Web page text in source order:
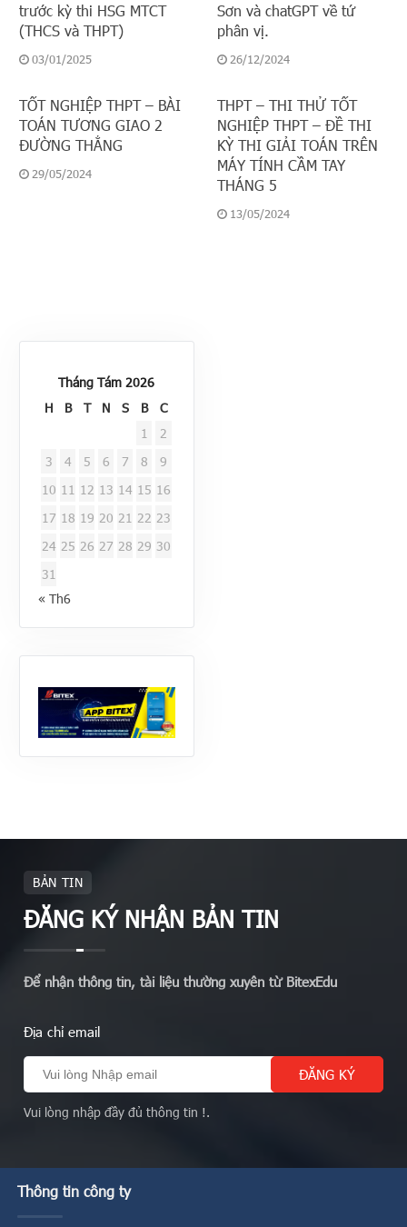
trước kỳ thi HSG MTCT
(THCS và THPT)
03/01/2025
Sơn và chatGPT về tứ
phân vị.
26/12/2024
TỐT NGHIỆP THPT – BÀI
TOÁN TƯƠNG GIAO 2
ĐƯỜNG THẲNG
29/05/2024
THPT – THI THỬ TỐT
NGHIỆP THPT – ĐỀ THI
KỲ THI GIẢI TOÁN TRÊN
MÁY TÍNH CẦM TAY
THÁNG 5
13/05/2024
Tháng Tám 2026
H
B T N S B
C
1
2
3
4 5 6 7 8
9
10 11 12 13 14 15 16
17 18 19 20 21 22 23
24 25 26 27 28 29 30
31
« Th6
BẢN TIN
ĐĂNG KÝ NHẬN BẢN TIN
Để nhận thông tin, tài liệu thường xuyên từ BitexEdu
Địa chỉ email
Vui lòng nhập đầy đủ thông tin !.
Thông tin công ty